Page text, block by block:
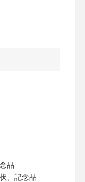
品
、記念品